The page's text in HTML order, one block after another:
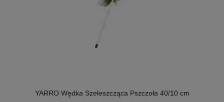
YARRO Wędka Szeleszcząca Pszczoła 40/10 cm